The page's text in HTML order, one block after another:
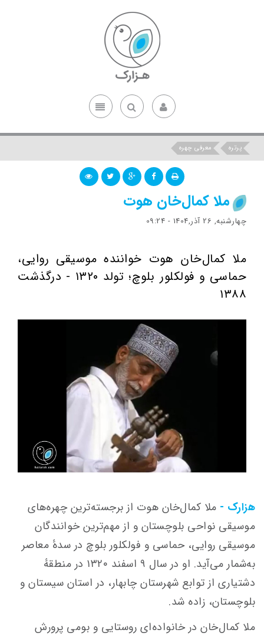
پرتره معرفی چهره
ملا کمال‌خان هوت
چهارشنبه, 26 آذر,1404 - 09:24
ملا کمال‌خان هوت خواننده موسیقی روایی،
حماسی و فولکلور بلوچ؛ تولد ۱۳۲۰ - درگذشت
۱۳۸۸
هزارک - ملا کمال‌خان هوت از برجسته‌ترین چهره‌های
موسیقی نواحی بلوچستان و از مهم‌ترین خوانندگان
موسیقی روایی، حماسی و فولکلور بلوچ در سدهٔ معاصر
به‌شمار می‌آید. او در سال ۹ اسفند ۱۳۲۰ در منطقهٔ
دشتیاری از توابع شهرستان چابهار، در استان سیستان و
بلوچستان، زاده شد.
ملا کمال‌خان در خانواده‌ای روستایی و بومی پرورش